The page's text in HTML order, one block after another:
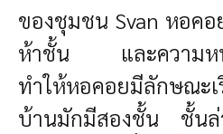
ของชุมชน Svan หอค
ห้าชั้น และความหน
ทำให้หอคอยมีลักษณะ
บ้านมักมีสองชั้น ชั้นล่